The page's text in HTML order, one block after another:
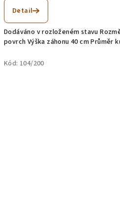
Detail
Dodáváno v rozloženém stavu
povrch Výška záhonu 40 cm Průměr
Kód: 104/200